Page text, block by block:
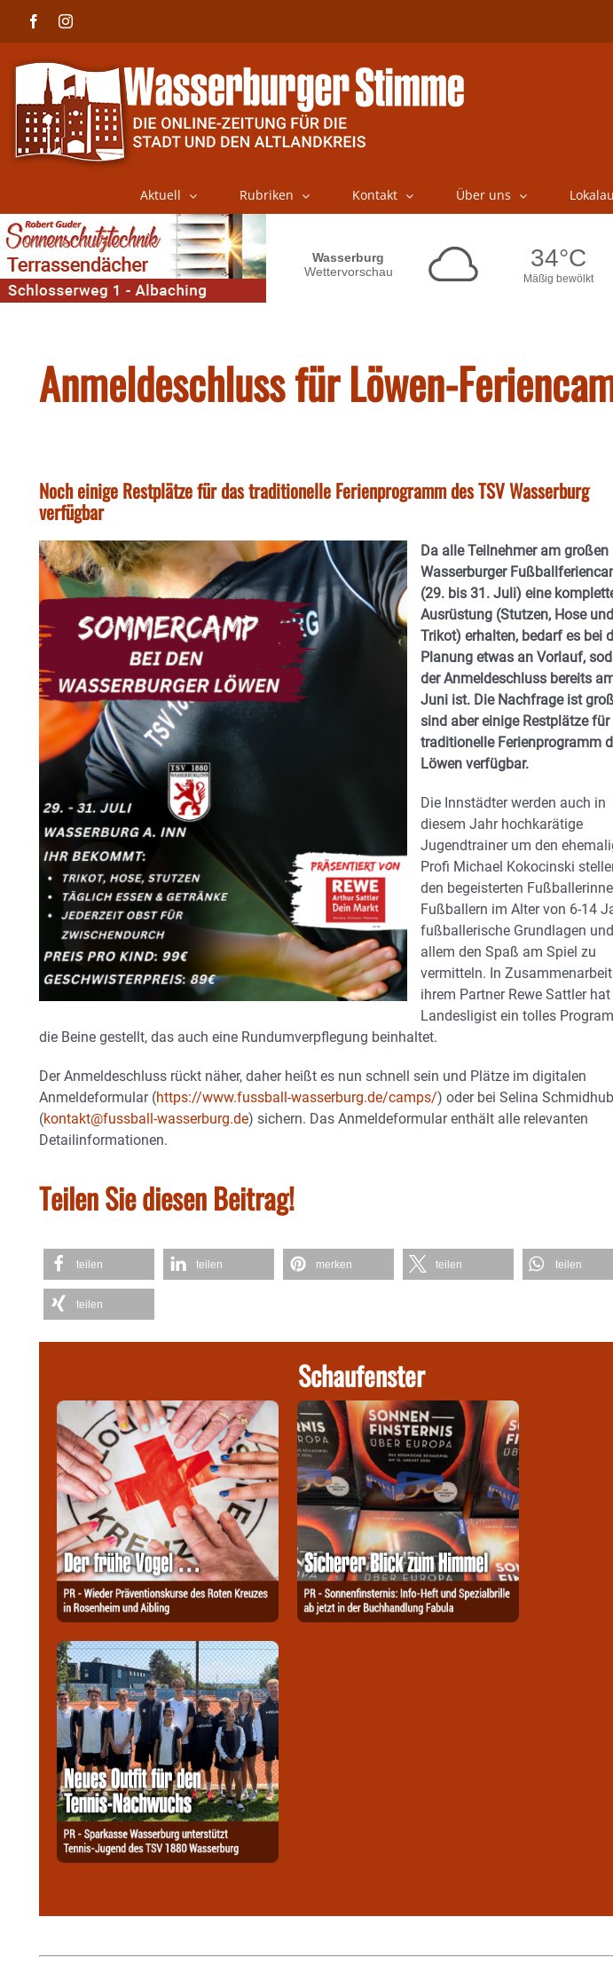
FacebookInstagram
Aktuell Rubriken Kontakt Über uns
Anmeldeschluss für Löwen-
Noch einige Restplätze für das traditionelle Ferienprogramm des TSV Wasserburg
verfügbar
Da alle Teilnehmer am großen
Wasserburger
(29. bis 31. Juli) eine
Ausrüstung (Stutzen, Hose und
Trikot) erhalten, bedarf es bei
Planung etwas an Vorlauf,
der Anmeldeschluss bereits
Juni ist. Die Nachfrage ist
sind aber einige Restplätze für
traditionelle Ferienprogramm
Löwen verfügbar.
Die Innstädter werden auch in
diesem Jahr hochkarätige
Jugendtrainer um den
Profi Michael Kokocinski
den begeisterten
Fußballern im Alter von 6-14
fußballerische Grundlagen
allem den Spaß am Spiel zu
vermitteln. In
ihrem Partner Rewe Sattler hat
Landesligist ein tolles
die Beine gestellt, das auch eine Rundumverpflegung beinhaltet.
Der Anmeldeschluss rückt näher, daher heißt es nun schnell sein und Plätze im digitalen
Anmeldeformular (https://www.fussball-wasserburg.de/camps/) oder bei Selina
(kontakt@fussball-wasserburg.de) sichern. Das Anmeldeformular enthält alle relevanten
Detailinformationen.
Teilen Sie diesen Beitrag!
teilen teilen merken teilen teilen
teilen
Schaufenster